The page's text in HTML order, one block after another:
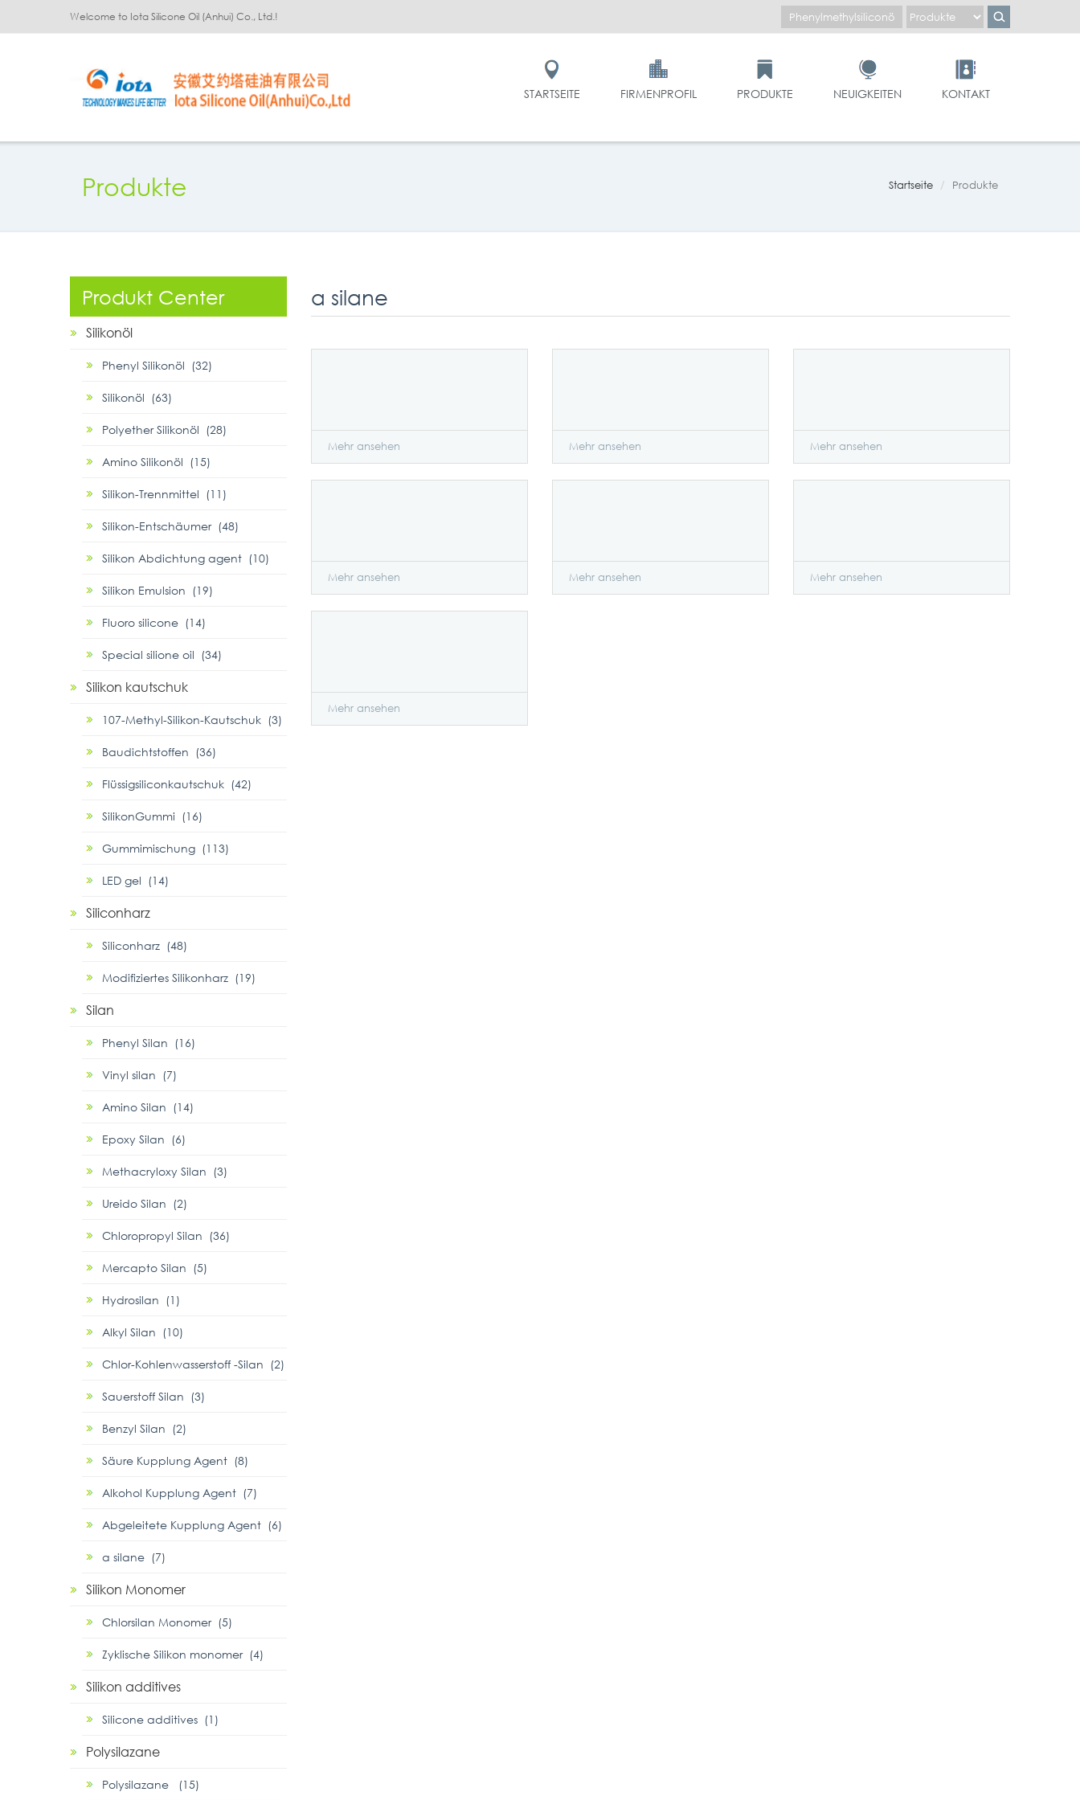
Welcome to Iota Silicone Oil (Anhui) Co., Ltd.!
STARTSEITE FIRMENPROFIL PRODUKTE NEUIGKEITEN KONTAKT
Produkte Startseite Produkte
α silane
Mehr ansehen Mehr ansehen Mehr ansehen
Mehr ansehen Mehr ansehen Mehr ansehen
Mehr ansehen
Produkt Center
Silikonöl
Phenyl Silikonöl (32)
Silikonöl (63)
Polyether Silikonöl (28)
Amino Silikonöl (15)
Silikon-Trennmittel (11)
Silikon-Entschäumer (48)
Silikon Abdichtung agent (10)
Silikon Emulsion (19)
Fluoro silicone (14)
Special silione oil (34)
Silikon kautschuk
107-Methyl-Silikon-Kautschuk (3)
Baudichtstoffen (36)
Flüssigsiliconkautschuk (42)
SilikonGummi (16)
Gummimischung (113)
LED gel (14)
Siliconharz
Siliconharz (48)
Modifiziertes Silikonharz (19)
Silan
Phenyl Silan (16)
Vinyl silan (7)
Amino Silan (14)
Epoxy Silan (6)
Methacryloxy Silan (3)
Ureido Silan (2)
Chloropropyl Silan (36)
Mercapto Silan (5)
Hydrosilan (1)
Alkyl Silan (10)
Chlor-Kohlenwasserstoff -Silan (2)
Sauerstoff Silan (3)
Benzyl Silan (2)
Säure Kupplung Agent (8)
Alkohol Kupplung Agent (7)
Abgeleitete Kupplung Agent (6)
α silane (7)
Silikon Monomer
Chlorsilan Monomer (5)
Zyklische Silikon monomer (4)
Silikon additives
Silicone additives (1)
Polysilazane
Polysilazane (15)